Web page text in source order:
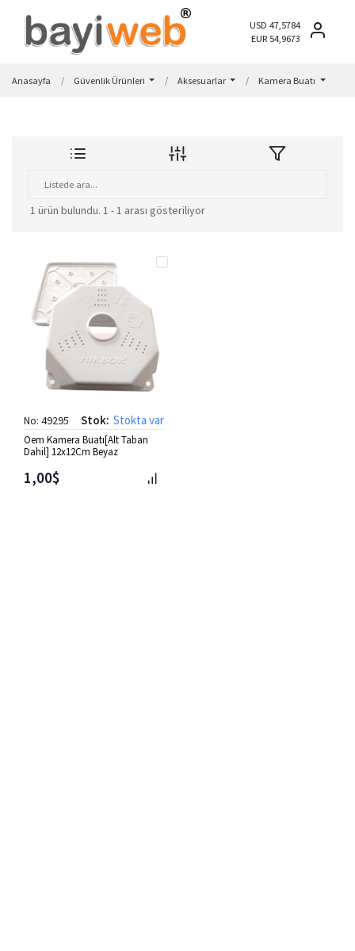
USD 47,5784
EUR 54,9673
Anasayfa Güvenlik Ürünleri Aksesuarlar Kamera Buatı
1 ürün bulundu. 1 - 1 arası gösteriliyor
No: 49295 Stok: Stokta var
Oem Kamera Buatı[Alt Taban
Dahil] 12x12Cm Beyaz
1,00$